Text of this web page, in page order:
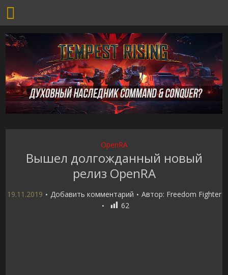
OpenRA
Вышел долгожданный новый
релиз OpenRA
19.11.2019 Добавить комментарий Автор: Freedom Fighter
62